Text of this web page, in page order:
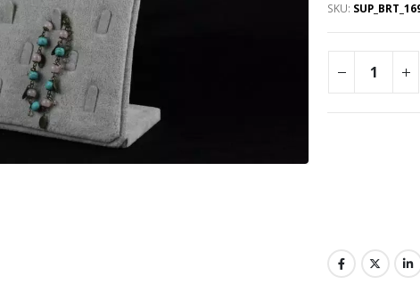
SKU: